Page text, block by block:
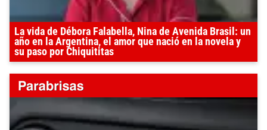
La vida de Débora Falabella, Nina de Avenida Brasil: un
año en la Argentina, el amor que nació en la novela y
su paso por Chiquititas